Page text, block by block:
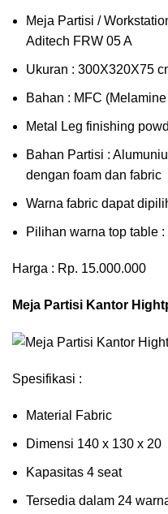
Meja Partisi /
Aditech FRW 05 A
Ukuran : 300X320X75
Bahan : MFC
Metal Leg finishing
Bahan Partisi :
dengan foam dan fabric
Warna fabric dapat
Pilihan warna top table
Harga : Rp. 15.000.000
Meja Partisi Kantor
Spesifikasi :
Material Fabric
Dimensi 140 x 130 x 20
Kapasitas 4 seat
Tersedia dalam 24